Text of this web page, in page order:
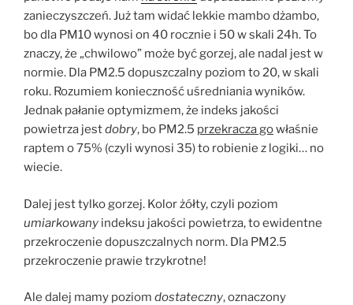
zanieczyszczeń. Już tam widać lekkie mambo dżambo,
bo dla PM10 wynosi on 40 rocznie i 50 w skali 24h. To
znaczy, że „chwilowo” może być gorzej, ale nadal jest w
normie. Dla PM2.5 dopuszczalny poziom to 20, w skali
roku. Rozumiem konieczność uśredniania wyników.
Jednak pałanie optymizmem, że indeks jakości
powietrza jestdobry, bo PM2.5 przekracza gowłaśnie
raptem o 75% (czyli wynosi 35) to robienie z logiki… no
wiecie.
Dalej jest tylko gorzej. Kolor żółty, czyli poziom
umiarkowany indeksu jakości powietrza, to ewidentne
przekroczenie dopuszczalnych norm. Dla PM2.5
przekroczenie prawie trzykrotne!
Ale dalej mamy poziom dostateczny, oznaczony